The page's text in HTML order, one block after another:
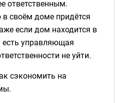
ответственным.
в своём доме придётся
если дом находится в
управляющая
не уйти.
сэкономить на